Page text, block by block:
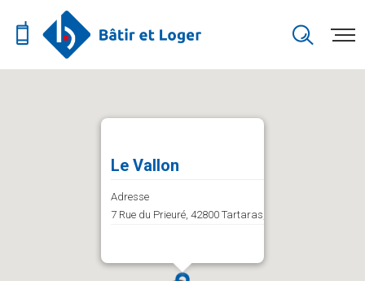
Le Vallon
Adresse
7 Rue du Prieuré, 42800 Tartaras, France